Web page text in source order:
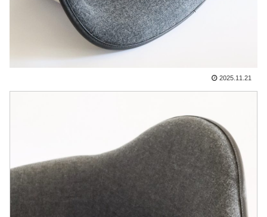
2025.11.21